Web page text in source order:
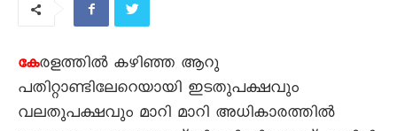
കേരളത്തിൽ കഴിഞ്ഞ ആറു
പതിറ്റാണ്ടിലേറെയായി ഇടതുപക്ഷവും
വലതുപക്ഷവും മാറി മാറി അധികാരത്തിൽ